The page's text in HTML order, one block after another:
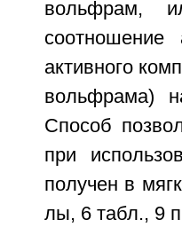
вольфрам,
соотношение
активного
вольфрама)
Способ
при
получен в
лы, 6 табл., 9